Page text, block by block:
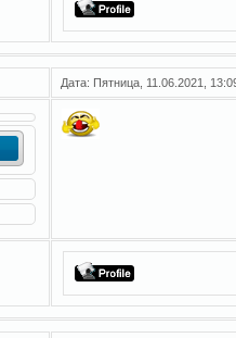
Дата: Пятница, 11.06.2021,